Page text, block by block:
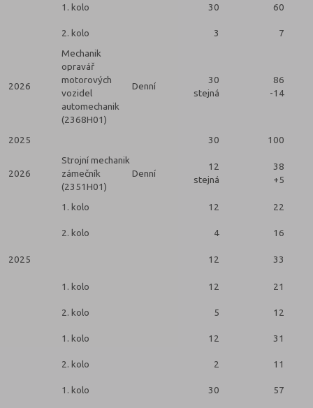
1. kolo
30 60
2. kolo 3 7
2026
Mechanik
opravář
motorových
vozidel
automechanik
(2368H01)
Denní
30
stejná
86
-14
2025 30 100
2026
Strojní mechanik
zámečník
(2351H01)
Denní
12
stejná
38
+5
1. kolo 12 22
2. kolo 4 16
2025 12 33
1. kolo
12 21
2. kolo 5 12
1. kolo 12 31
2. kolo 2 11
1. kolo 30 57